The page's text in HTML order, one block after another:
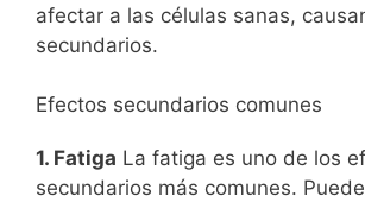
afectar a las células sanas,
secundarios.
Efectos secundarios comunes
1. Fatiga La fatiga es uno de los
secundarios más comunes.